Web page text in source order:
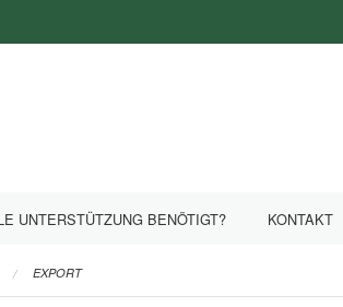
UNTERSTÜTZUNG BENÖTIGT? KONTAKT
EXPORT